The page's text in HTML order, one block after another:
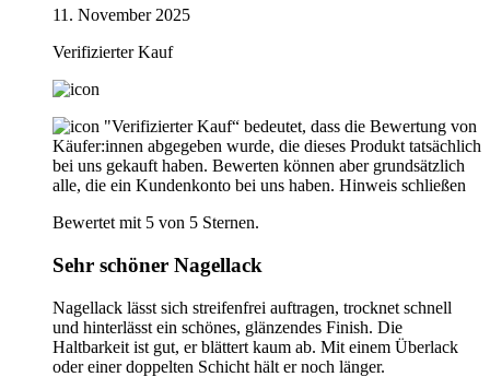
11. November 2025
Verifizierter Kauf
"Verifizierter Kauf“ bedeutet, dass die Bewertung von
Käufer:innen abgegeben wurde, die dieses Produkt tatsächlich
bei uns gekauft haben. Bewerten können aber grundsätzlich
alle, die ein Kundenkonto bei uns haben. Hinweis schließen
Bewertet mit 5 von 5 Sternen.
Sehr schöner Nagellack
Nagellack lässt sich streifenfrei auftragen, trocknet schnell
und hinterlässt ein schönes, glänzendes Finish. Die
Haltbarkeit ist gut, er blättert kaum ab. Mit einem Überlack
oder einer doppelten Schicht hält er noch länger.